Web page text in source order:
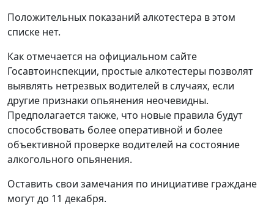
Положительных показаний алкотестера в этом
списке нет.
Как отмечается на официальном сайте
Госавтоинспекции, простые алкотестеры позволят
выявлять нетрезвых водителей в случаях, если
другие признаки опьянения неочевидны.
Предполагается также, что новые правила будут
способствовать более оперативной и более
объективной проверке водителей на состояние
алкогольного опьянения.
Оставить свои замечания по инициативе граждане
могут до 11 декабря.